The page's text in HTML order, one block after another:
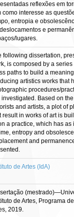
reflexões em
como interesse as
entropia e
e
lugares.
following dissertation,
is composed by a
paths to build a
artistics works that
procedures/
investigated. Based on
and artists, a plot of
result in works of art is
a practice, which has as
entropy and
and
de Artes (IdA)
de Artes, Programa
2019.